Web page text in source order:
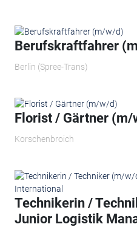
Berufskraftfahrer
Berlin (Spree-Trans)
Florist / Gärtner (m/
Korschenbroich
Technikerin /
Junior Logistik